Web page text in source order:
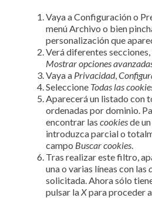
Vaya a Configuración o
menú Archivo o bien
personalización que
Verá diferentes
Mostrar opciones
Vaya a Privacidad,
Seleccione Todas las
Aparecerá un listado con
ordenadas por dominio.
encontrar las cookiesde
introduzca parcial o
campo Buscar cookies.
Tras realizar este filtro,
una o varias líneas con las
solicitada. Ahora sólo
pulsar laXpara proceder